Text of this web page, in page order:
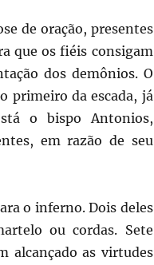
de oração, presentes
que os fiéis consigam
dos demônios. O
primeiro da escada, já
o bispo Antonios,
em razão de seu
o inferno. Dois deles
ou cordas. Sete
alcançado as virtudes